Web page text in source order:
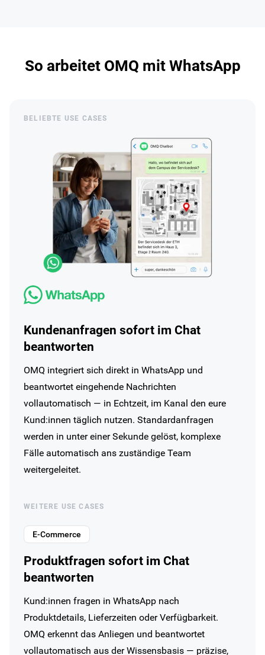
So arbeitet OMQ mit WhatsApp
BELIEBTE USE CASES
Kundenanfragen sofort im Chat
beantworten
OMQ integriert sich direkt in WhatsApp und
beantwortet eingehende Nachrichten
vollautomatisch — in Echtzeit, im Kanal den eure
Kund:innen täglich nutzen. Standardanfragen
werden in unter einer Sekunde gelöst, komplexe
Fälle automatisch ans zuständige Team
weitergeleitet.
WEITERE USE CASES
E-Commerce
Produktfragen sofort im Chat
beantworten
Kund:innen fragen in WhatsApp nach
Produktdetails, Lieferzeiten oder Verfügbarkeit.
OMQ erkennt das Anliegen und beantwortet
vollautomatisch aus der Wissensbasis — präzise,